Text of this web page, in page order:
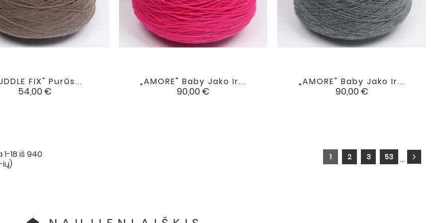
FIX" Purūs...
Kaina
54,00 €
 „AMORE" Baby Jako Ir...
Kaina
90,00 €
 „AMORE" Baby Jako Ir...
Kaina
90,00 €

1-18 iš 940
ių)
1 2 3 …
53